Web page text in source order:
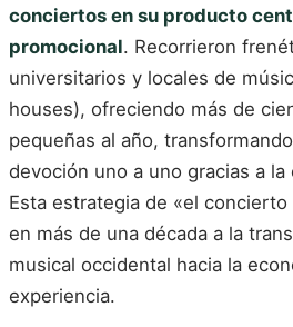
conciertos en su producto
promocional. Recorrieron
universitarios y locales de
houses), ofreciendo más de
pequeñas al año,
devoción uno a uno gracias a
Esta estrategia de «el
en más de una década a la
musical occidental hacia la
experiencia.